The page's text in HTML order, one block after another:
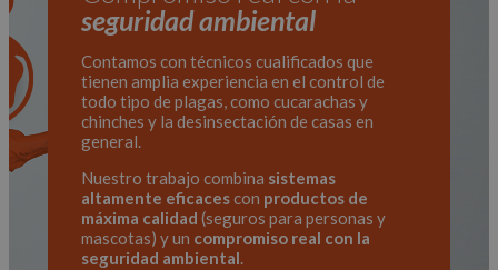
seguridad ambiental
Contamos con técnicos cualificados que
tienen amplia experiencia en el control de
todo tipo de plagas, como cucarachas y
chinches y la desinsectación de casas en
general.
Nuestro trabajo combina sistemas
altamente eficacescon productos de
máxima calidad (seguros para personas y
mascotas) y un compromiso real con la
seguridad ambiental.
Cookies estrictamente necesarias
Cookies de preferencias
Cookies de funcionalidad
Las cookies estrictamente necesarias permiten la
de sesión de usuario y la gestión de cuentas. El sitio
web no se puede utilizar correctamente sin las
cookies estrictamente necesarias.
Nombre